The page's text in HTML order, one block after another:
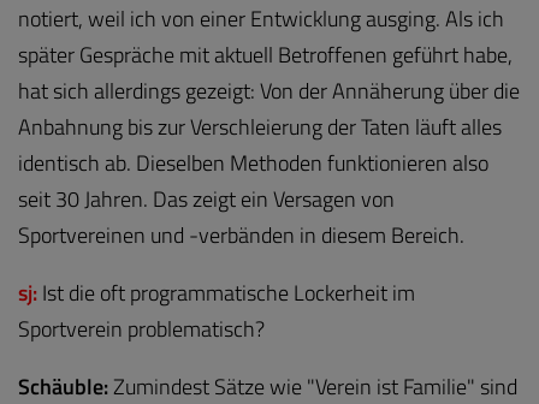
notiert, weil ich von einer Entwicklung ausging. Als ich
später Gespräche mit aktuell Betroffenen geführt habe,
hat sich allerdings gezeigt: Von der Annäherung über die
Anbahnung bis zur Verschleierung der Taten läuft alles
identisch ab. Dieselben Methoden funktionieren also
seit 30 Jahren. Das zeigt ein Versagen von
Sportvereinen und -verbänden in diesem Bereich.
sj:Ist die oft programmatische Lockerheit im
Sportverein problematisch?
Schäuble:Zumindest Sätze wie "Verein ist Familie" sind